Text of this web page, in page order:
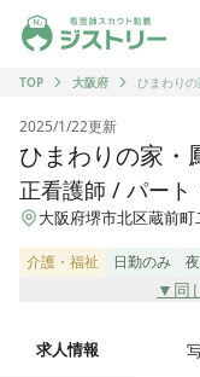
ジストリー 看護師
TOP
大阪府 ひまわりの
2025/1/22更新
ひまわりの家・
正看護師 / パート
大阪府堺市北区蔵前町
介護・福祉 日勤のみ
▼同
求人情報